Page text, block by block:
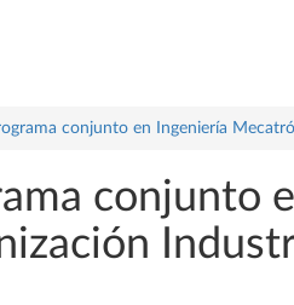
conjunto en Ingeniería
conjunto